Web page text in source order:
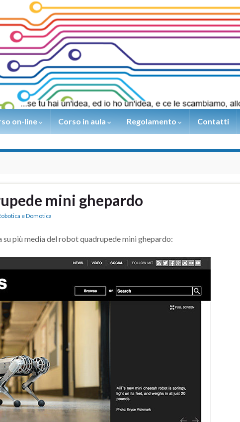
on-line Corso in aula Regolamento Contatti
mini ghepardo
e Domotica
su più media del robot quadrupede mini ghepardo: